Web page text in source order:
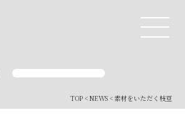
TOP<NEWS< 素材をいただく枝豆